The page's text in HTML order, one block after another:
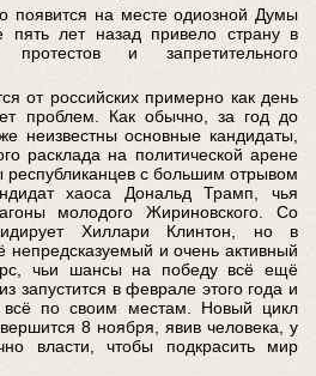
появится на месте одиозной Думы
пять лет назад привело страну в
и запретительного
от российских примерно как день
проблем. Как обычно, за год до
неизвестны основные кандидаты,
расклада на политической арене
с большим отрывом
хаоса Дональд Трамп, чья
молодого Жириновского. Со
Хиллари Клинтон, но в
непредсказуемый и очень активный
чьи шансы на победу всё ещё
запустится в феврале этого года и
всё по своим местам. Новый цикл
8 ноября, явив человека, у
власти, чтобы подкрасить мир